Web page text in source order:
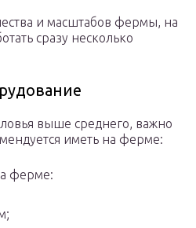
и масштабов фермы, на
сразу несколько
выше среднего, важно
иметь на ферме:
ферме: